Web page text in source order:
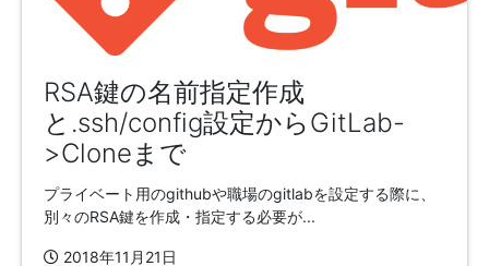
RSA鍵の名前指定作成
と.ssh/config設定からGitLab-
>Cloneまで
プライベート用のgithubや職場のgitlabを設定する際に、
別々のRSA鍵を作成・指定する必要が...
2018年11月21日